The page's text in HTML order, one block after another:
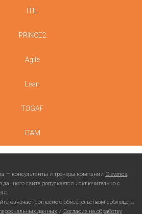
ITIL
PRINCE2
Agile
Lean
TOGAF
ITAM
— консультанты и тренеры компании Cleverics.
сайта допускается исключительно с
означает согласие с обязательством соблюдать
данных и Согласие на обработку